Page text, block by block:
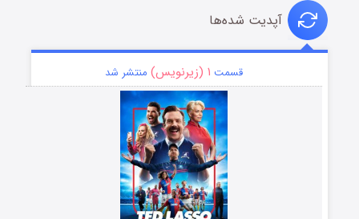
آپدیت شده‌ها
قسمت ۱ (زیرنویس) منتشر شد